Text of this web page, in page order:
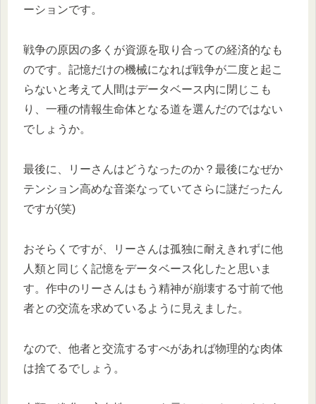
ーションです。
戦争の原因の多くが資源を取り合っての経済的なも
のです。記憶だけの機械になれば戦争が二度と起こ
らないと考えて人間はデータベース内に閉じこも
り、一種の情報生命体となる道を選んだのではない
でしょうか。
最後に、リーさんはどうなったのか？最後になぜか
テンション高めな音楽なっていてさらに謎だったん
ですが(笑)
おそらくですが、リーさんは孤独に耐えきれずに他
人類と同じく記憶をデータベース化したと思いま
す。作中のリーさんはもう精神が崩壊する寸前で他
者との交流を求めているように見えました。
なので、他者と交流するすべがあれば物理的な肉体
は捨てるでしょう。